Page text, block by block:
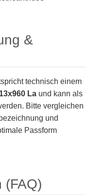
&
technisch einem
La und kann als
Bitte vergleichen
und
Passform
(FAQ)